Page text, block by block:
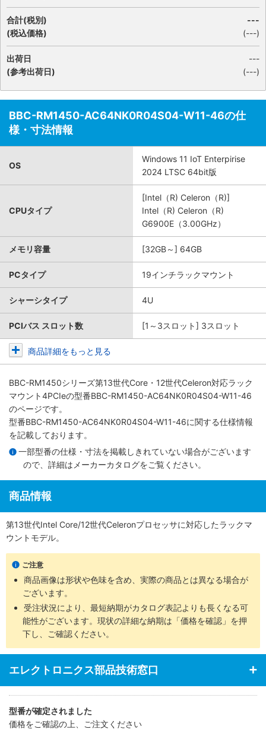
合計(税別)
(税込価格)
---
(---)
出荷日
(参考出荷日)
---
(---)
BBC-RM1450-AC64NK0R04S04-W11-46の仕
様・寸法情報
OS
Windows 11 IoT Enterpirise
2024 LTSC 64bit版
CPUタイプ
[Intel（R) Celeron（R)]
Intel（R) Celeron（R)
G6900E（3.00GHz）
メモリ容量 [32GB～] 64GB
PCタイプ 19インチラックマウント
シャーシタイプ 4U
PCIバス スロット数 [1～3スロット] 3スロット
商品詳細をもっと見る
BBC-RM1450シリーズ第13世代Core・12世代Celeron対応ラック
マウント4PCIeの型番BBC-RM1450-AC64NK0R04S04-W11-46
のページです。
型番BBC-RM1450-AC64NK0R04S04-W11-46に関する仕様情報
を記載しております。
一部型番の仕様・寸法を掲載しきれていない場合がございます
ので、詳細は メーカーカタログをご覧ください。
商品情報
第13世代Intel Core/12世代Celeronプロセッサに対応したラックマ
ウントモデル。
ご注意
商品画像は形状や色味を含め、実際の商品とは異なる場合が
ございます。
受注状況により、最短納期がカタログ表記よりも長くなる可
能性がございます。現状の詳細な納期は「価格を確認」を押
下し、ご確認ください。
エレクトロニクス部品技術窓口
型番が確定されました
価格をご確認の上、ご注文ください